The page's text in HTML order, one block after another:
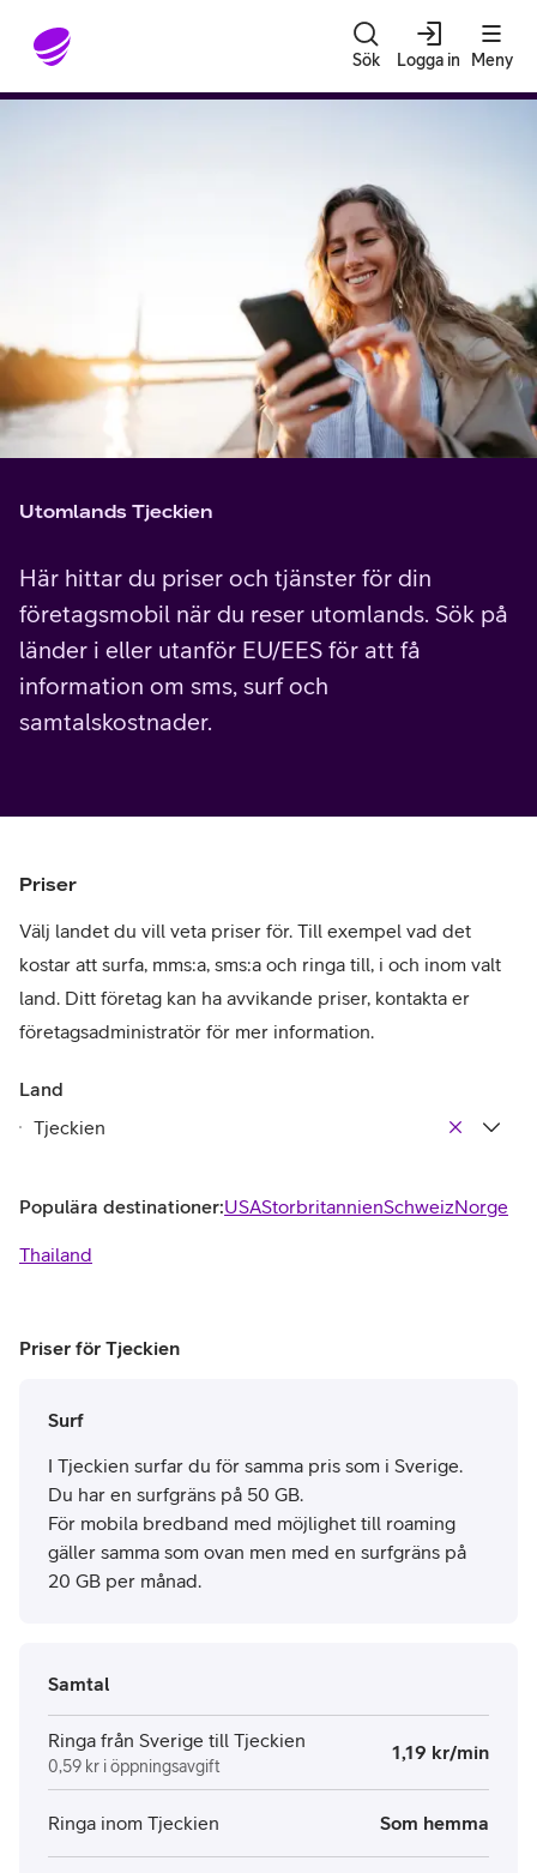
Gå till sidans innehåll
Sök Logga in Meny
Utomlands Tjeckien
Här hittar du priser och tjänster för din
företagsmobil när du reser utomlands. Sök på
länder i eller utanför EU/EES för att få
information om sms, surf och
samtalskostnader.
Priser
Välj landet du vill veta priser för. Till exempel vad det
kostar att surfa, mms:a, sms:a och ringa till, i och inom valt
land. Ditt företag kan ha avvikande priser, kontakta er
företagsadministratör för mer information.
Land
Populära destinationer:USAStorbritannienSchweizNorge
Thailand
Priser för Tjeckien
Surf
I Tjeckien surfar du för samma pris som i Sverige.
Du har en surfgräns på 50 GB.
För mobila bredband med möjlighet till roaming
gäller samma som ovan men med en surfgräns på
20 GB per månad.
Samtal
Ringa från Sverige till Tjeckien
0,59 kr i öppningsavgift
1,19 kr/min
Ringa inom Tjeckien Som hemma